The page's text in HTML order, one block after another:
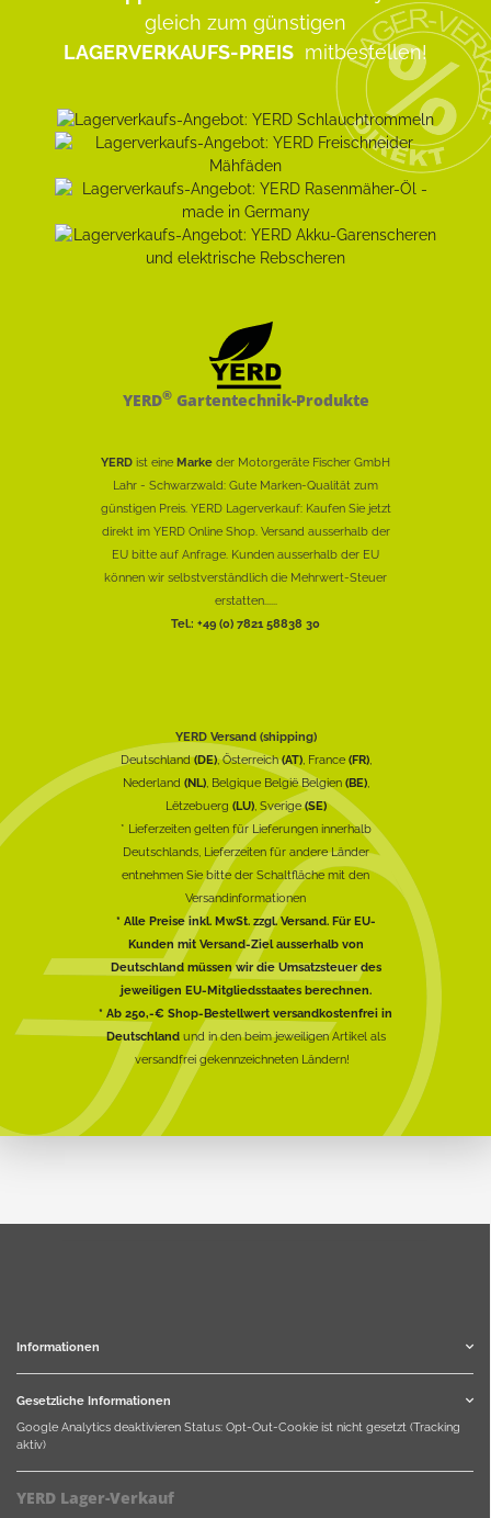
gleich zum günstigen
LAGERVERKAUFS-PREIS mitbestellen!
YERD®Gartentechnik-Produkte
YERD ist eine Marke der Motorgeräte Fischer GmbH
Lahr - Schwarzwald: Gute Marken-Qualität zum
günstigen Preis. YERD Lagerverkauf: Kaufen Sie jetzt
direkt im YERD Online Shop. Versand ausserhalb der
EU bitte auf Anfrage. Kunden ausserhalb der EU
können wir selbstverständlich die Mehrwert-Steuer
erstatten......
Tel.: +49 (0) 7821 58838 30
YERD Versand (shipping)
Deutschland(DE), Österreich(AT), France (FR),
Nederland (NL), Belgique België Belgien (BE),
Lëtzebuerg (LU), Sverige(SE)
* Lieferzeiten gelten für Lieferungen innerhalb
Deutschlands, Lieferzeiten für andere Länder
entnehmen Sie bitte der Schaltfläche mit den
Versandinformationen
* Alle Preise inkl. MwSt. zzgl. Versand. Für EU-
Kunden mit Versand-Ziel ausserhalb von
Deutschland müssen wir die Umsatzsteuer des
jeweiligen EU-Mitgliedsstaates berechnen.
* Ab 250,-€ Shop-Bestellwert versandkostenfrei in
Deutschlandund in den beim jeweiligen Artikel als
versandfrei gekennzeichneten Ländern!
Informationen
Gesetzliche Informationen
Google Analytics deaktivieren Status: Opt-Out-Cookie ist nicht gesetzt (Tracking
aktiv)
YERD Lager-Verkauf